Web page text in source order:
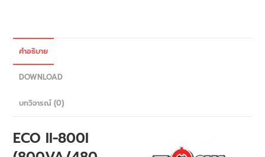
คำอธิบาย
DOWNLOAD
บทวิจารณ์ (0)
ECO II-800I